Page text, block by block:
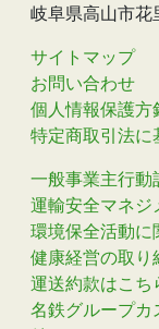
岐阜県高山市花
サイトマップ
お問い合わせ
個人情報保護方
特定商取引法に
一般事業主行動
運輸安全マネジ
環境保全活動に
健康経営の取り
運送約款はこち
名鉄グループ